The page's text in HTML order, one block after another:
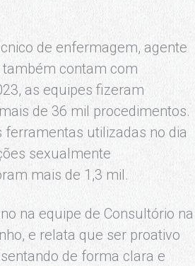
de enfermagem, agente
contam com
as equipes fizeram
de 36 mil procedimentos.
utilizadas no dia
sexualmente
mais de 1,3 mil.
na equipe de Consultório na
e relata que ser proativo
de forma clara e